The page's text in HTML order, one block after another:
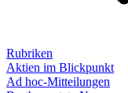
Rubriken
Aktien im Blickpunkt
Ad hoc-Mitteilungen